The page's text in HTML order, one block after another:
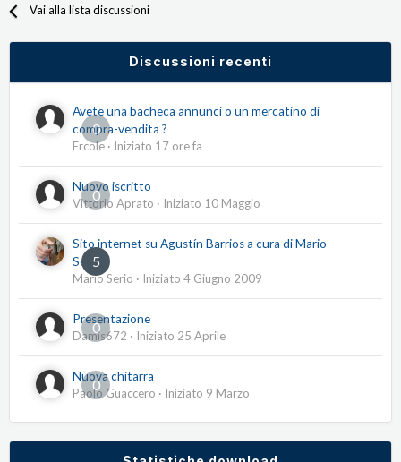
Vai alla lista discussioni
Discussioni recenti
0
Avete una bacheca annunci o un mercatino di
compra-vendita ?
Ercole · Iniziato 17 ore fa
0
Nuovo iscritto
Vittorio Aprato · Iniziato 10 Maggio
5
Sito internet su Agustín Barrios a cura di Mario
Serio
Mario Serio · Iniziato 4 Giugno 2009
0
Presentazione
Damis672 · Iniziato 25 Aprile
0
Nuova chitarra
Paolo Guaccero · Iniziato 9 Marzo